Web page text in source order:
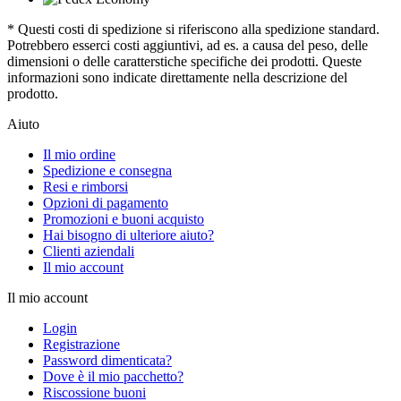
* Questi costi di spedizione si riferiscono alla spedizione standard.
Potrebbero esserci costi aggiuntivi, ad es. a causa del peso, delle
dimensioni o delle caratterstiche specifiche dei prodotti. Queste
informazioni sono indicate direttamente nella descrizione del
prodotto.
Aiuto
Il mio ordine
Spedizione e consegna
Resi e rimborsi
Opzioni di pagamento
Promozioni e buoni acquisto
Hai bisogno di ulteriore aiuto?
Clienti aziendali
Il mio account
Il mio account
Login
Registrazione
Password dimenticata?
Dove è il mio pacchetto?
Riscossione buoni